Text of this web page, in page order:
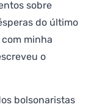
sobre
do último
minha
o
bolsonaristas